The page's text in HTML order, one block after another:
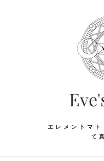
エレメントマ
て